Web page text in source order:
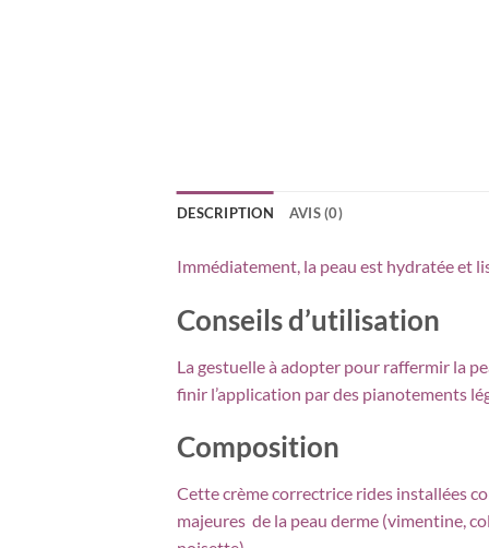
DESCRIPTION AVIS (0)
Immédiatement, la peau est hydratée et
Conseils d’utilisation
La gestuelle à adopter pour raffermir la
finir l’application par des pianotements
Composition
Cette crème correctrice rides installées
majeures de la peau derme (vimentine,